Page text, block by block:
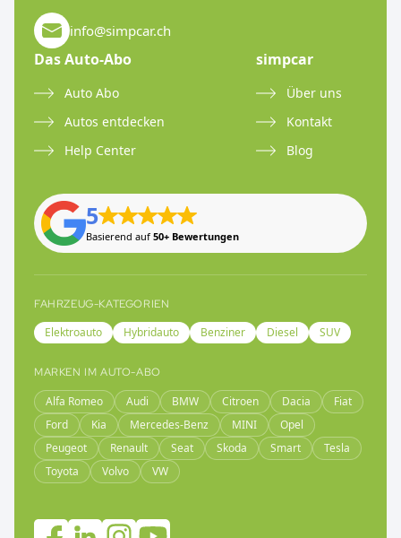
info@simpcar.ch
Das Auto-Abo
Auto Abo
Autos entdecken
Help Center
simpcar
Über uns
Kontakt
Blog
5
Basierend auf50+ Bewertungen
FAHRZEUG-KATEGORIEN
Elektroauto Hybridauto Benziner Diesel SUV
MARKEN IM AUTO-ABO
Alfa Romeo Audi BMW Citroen Dacia
Fiat
Ford
Kia Mercedes-Benz MINI
Opel
Peugeot
Renault Seat Skoda Smart
Tesla
Toyota
Volvo VW